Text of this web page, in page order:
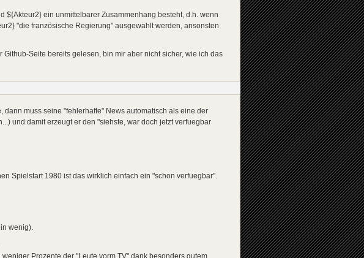
den Weg zu bringen|vorzunehmen|in Kraft zu setzen|zu realisieren</de>
zu kriegen|zu stoppen|unter Kontrolle zu kriegen|abzumildern|aufzuhalten
Kosten|Die Lebenshaltungskosten steigen weiter|Unternehmen
nicht zu erwarten|Die wirtschaftliche Lage bleibt
${Akteur2} ein unmittelbarer Zusammenhang besteht, d.h. wenn
"die französische Regierung" ausgewählt werden, ansonsten
Seite bereits gelesen, bin mir aber nicht sicher, wie ich das
muss seine "fehlerhafte" News automatisch als eine der
und damit erzeugt er den "siehste, war doch jetzt verfuegbar
Spielstart 1980 ist das wirklich einfach ein "schon verfuegbar".
wenig).
Prozente der "Leute vorm TV" dank besonders gutem